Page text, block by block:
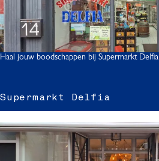
Supermarkt Delfia
Haal jouw boodschappen bij Supermarkt Delfia